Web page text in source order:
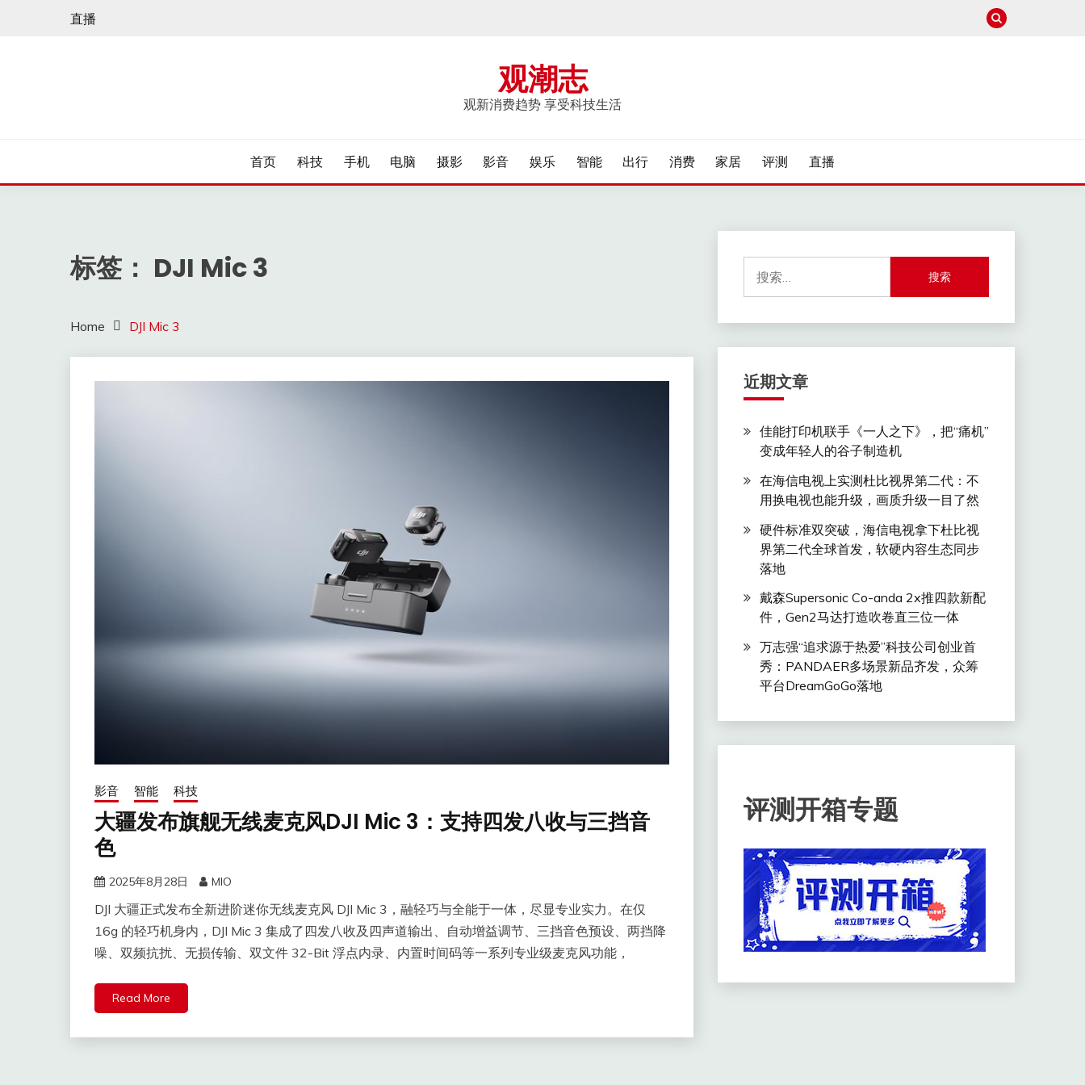
直播
观潮志
观新消费趋势 享受科技生活
首页 科技 手机 电脑 摄影 影音 娱乐 智能 出行 消费 家居 评测 直播
标签： DJI Mic 3
Home DJI Mic 3
影音 智能 科技
大疆发布旗舰无线麦克风DJI Mic 3：支持四发八收与三挡音
色
2025年8月28日 MIO
DJI 大疆正式发布全新进阶迷你无线麦克风 DJI Mic 3，融轻巧与全能于一体，尽显专业实力。在仅
16g 的轻巧机身内，DJI Mic 3 集成了四发八收及四声道输出、自动增益调节、三挡音色预设、两挡降
噪、双频抗扰、无损传输、双文件 32-Bit 浮点内录、内置时间码等一系列专业级麦克风功能，
Read More
索：
近期文章
佳能打印机联手《一人之下》，把“痛机”
变成年轻人的谷子制造机
在海信电视上实测杜比视界第二代：不
用换电视也能升级，画质升级一目了然
硬件标准双突破，海信电视拿下杜比视
界第二代全球首发，软硬内容生态同步
落地
戴森Supersonic Co-anda 2x推四款新配
件，Gen2马达打造吹卷直三位一体
万志强“追求源于热爱”科技公司创业首
秀：PANDAER多场景新品齐发，众筹
平台DreamGoGo落地
评测开箱专题